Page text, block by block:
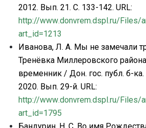
2012. Вып. 21. С. 133-142. URL:
http://www.donvrem.dspl .ru/ Files/
art id=1213
Иванова, Л. А. Мы не замечали
Тренёвка Миллеровского
временник / Дон. гос. публ. б-
2020. Вып. 29-й. URL:
http://www.donvrem.dspl .ru/ Files/
art id=1795